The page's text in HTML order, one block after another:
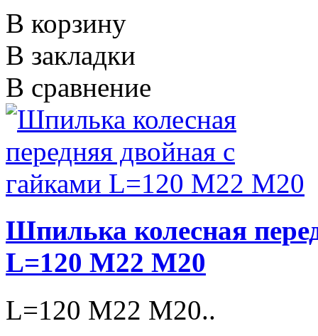
В корзину
В закладки
В сравнение
Шпилька колесная
L=120 M22 M20
L=120 M22 M20..